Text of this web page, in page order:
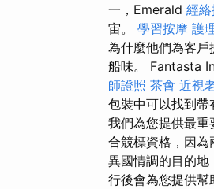
一，Emerald 經
宙。 學習按摩 護
為什麼他們為客
船味。 Fantasta
師證照 茶會 近視
包裝中可以找到帶
我們為您提供最重
合競標資格，因為
異國情調的目的
行後會為您提供幫